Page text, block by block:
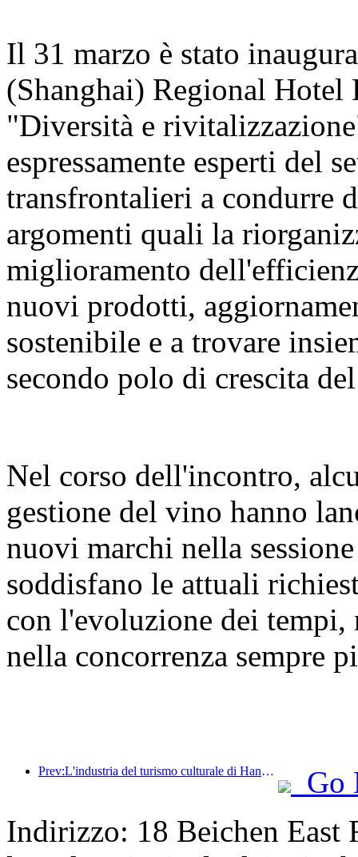
Il 31 marzo è stato
(Shanghai) Regional Hotel
"Diversità e
espressamente esperti del
transfrontalieri a condurre
argomenti quali la
miglioramento
nuovi prodotti,
sostenibile e a trovare
secondo polo di crescita
Nel corso dell'incontro,
gestione del vino hanno
nuovi marchi nella
soddisfano le attuali
con l'evoluzione dei tempi,
nella concorrenza sempre
Prev:L'industria del turismo culturale di Hangzhou prospererà nel 2024: il valore aggiunto culturale supera i 340 miliardi e i turisti in entrata raddoppieranno
Go
Indirizzo: 18 Beichen